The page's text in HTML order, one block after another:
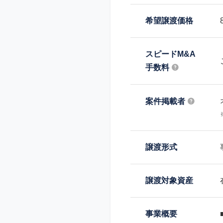
希望譲渡価格
スピードM&A
手数料
案件掲載者
譲渡形式
譲渡対象資産
事業概要